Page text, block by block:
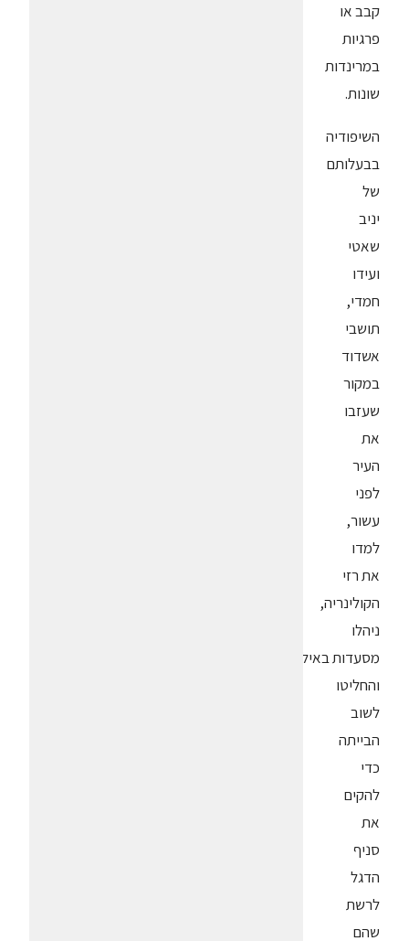
קבב או
פרגיות
במרינדות
שונות.
השיפודיה
בבעלותם
של
יניב
שאטי
ועידו
חמדי,
תושבי
אשדוד
במקור
שעזבו
את
העיר
לפני
עשור,
למדו
את רזי
הקולינריה,
ניהלו
מסעדות באילת
והחליטו
לשוב
הבייתה
כדי
להקים
את
סניף
הדגל
לרשת
שהם